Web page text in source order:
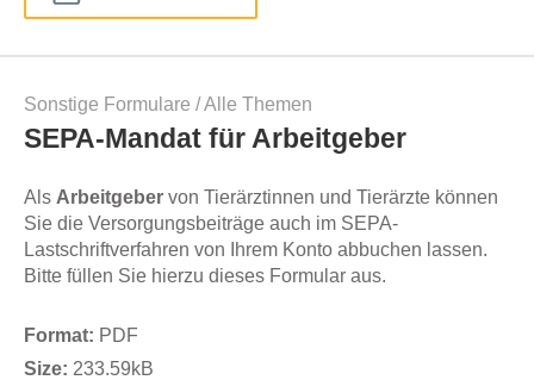
Sonstige Formulare /Alle Themen
SEPA-Mandat für Arbeitgeber
Als Arbeitgeber von Tierärztinnen und Tierärzte können
Sie die Versorgungsbeiträge auch im SEPA-
Lastschriftverfahren von Ihrem Konto abbuchen lassen.
Bitte füllen Sie hierzu dieses Formular aus.
Format: PDF
Size: 233.59kB